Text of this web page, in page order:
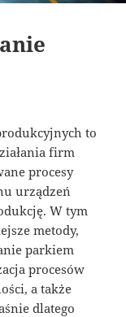
to
firm
procesy
urządzeń
W tym
metody,
parkiem
procesów
a także
dlatego